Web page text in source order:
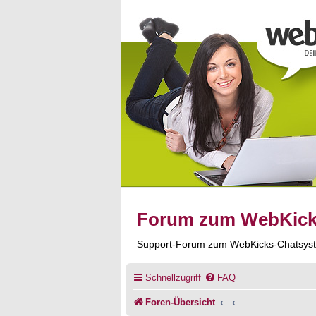
Forum zum
Support-Forum zum WebKicks-
Schnellzugriff FAQ
Foren-Übersicht